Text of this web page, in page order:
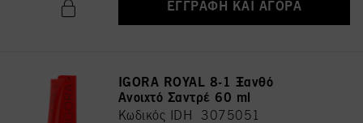
ΕΓΓΡΑΦΉ ΚΑΙ ΑΓΟΡΆ
IGORA ROYAL 8-1 Ξανθό
Ανοιχτό Σαντρέ 60 ml
Κωδικός IDH 3075051